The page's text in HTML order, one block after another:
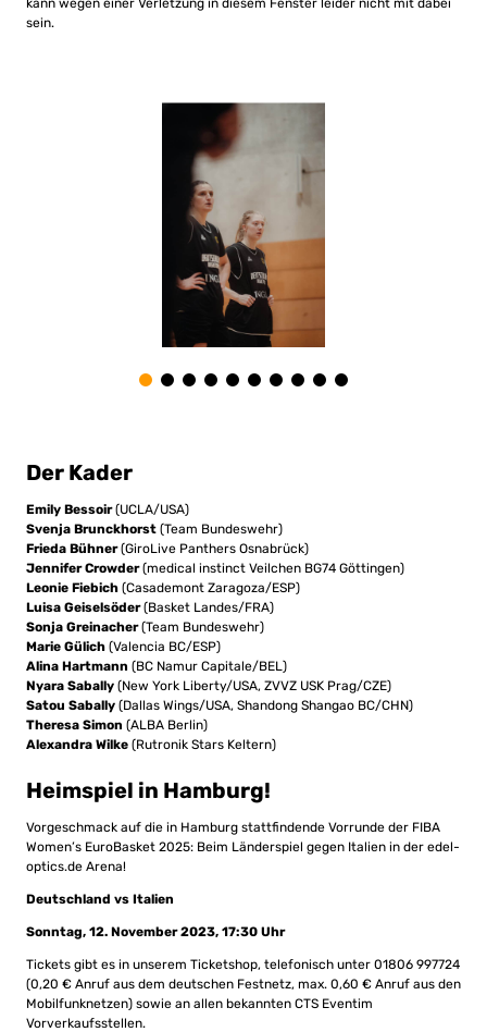
kann wegen einer Verletzung in diesem Fenster leider nicht mit dabei
sein.
Der Kader
Emily Bessoir(UCLA/USA)
Svenja Brunckhorst (Team Bundeswehr)
Frieda Bühner(GiroLive Panthers Osnabrück)
Jennifer Crowder(medical instinct Veilchen BG74 Göttingen)
Leonie Fiebich (Casademont Zaragoza/ESP)
Luisa Geiselsöder(Basket Landes/FRA)
Sonja Greinacher(Team Bundeswehr)
Marie Gülich (Valencia BC/ESP)
Alina Hartmann (BC Namur Capitale/BEL)
Nyara Sabally (New York Liberty/USA, ZVVZ USK Prag/CZE)
Satou Sabally (Dallas Wings/USA, Shandong Shangao BC/CHN)
Theresa Simon (ALBA Berlin)
Alexandra Wilke (Rutronik Stars Keltern)
Heimspiel in Hamburg!
Vorgeschmack auf die in Hamburg stattfindende Vorrunde der FIBA
Women’s EuroBasket 2025: Beim Länderspiel gegen Italien in der edel-
optics.de Arena!
Deutschland vs Italien
Sonntag, 12. November 2023, 17:30 Uhr
Tickets gibt es in unserem Ticketshop, telefonisch unter 01806 997724
(0,20 € Anruf aus dem deutschen Festnetz, max. 0,60 € Anruf aus den
Mobilfunknetzen) sowie an allen bekannten CTS Eventim
Vorverkaufsstellen.